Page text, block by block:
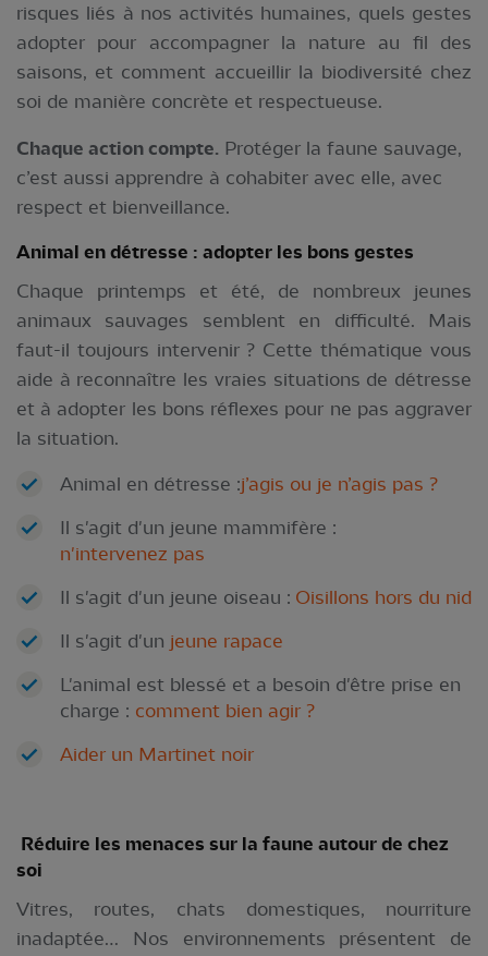
risques liés à nos activités humaines, quels gestes
adopter pour accompagner la nature au fil des
saisons, et comment accueillir la biodiversité chez
soi de manière concrète et respectueuse.
Chaque action compte. Protéger la faune sauvage,
c’est aussi apprendre à cohabiter avec elle, avec
respect et bienveillance.
Animal en détresse : adopter les bons gestes
Chaque printemps et été, de nombreux jeunes
animaux sauvages semblent en difficulté. Mais
faut-il toujours intervenir ? Cette thématique vous
aide à reconnaître les vraies situations de détresse
et à adopter les bons réflexes pour ne pas aggraver
la situation.
Animal en détresse :j’agis ou je n’agis pas ?
Il s'agit d'un jeune mammifère :
n'intervenez pas
Il s'agit d'un jeune oiseau : Oisillons hors du nid
Il s'agit d'un jeune rapace
L'animal est blessé et a besoin d'être prise en
charge : comment bien agir ?
Aider un Martinet noir
Réduire les menaces sur la faune autour de chez
soi
Vitres, routes, chats domestiques, nourriture
inadaptée… Nos environnements présentent de